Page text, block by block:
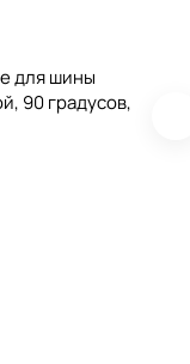
для шины
90 градусов,